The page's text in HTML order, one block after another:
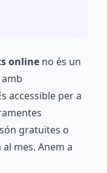
online no és un
accessible per a
gratuïtes o
mes. Anem a